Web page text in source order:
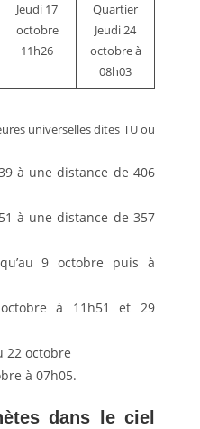
Jeudi 17
octobre
11h26
Quartier
Jeudi 24
octobre à
08h03
universelles dites TU ou
à une distance de 406
à une distance de 357
9 octobre puis à
à 11h51 et 29
22 octobre
à 07h05.
dans le ciel